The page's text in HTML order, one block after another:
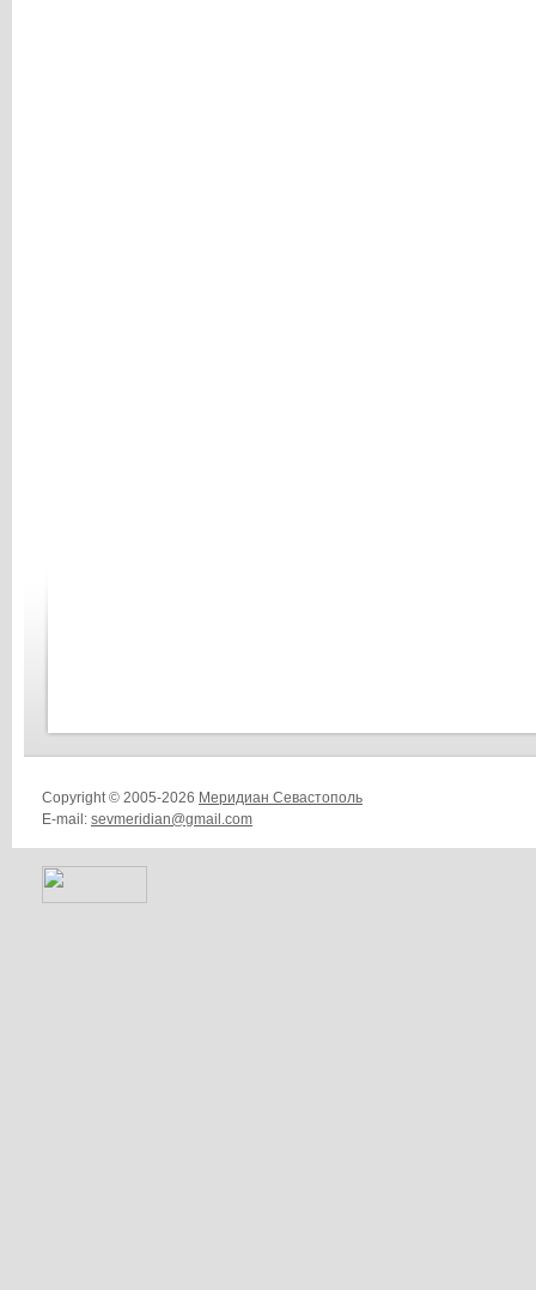
Copyright © 2005-2026 Меридиан Севастополь
E-mail: sevmeridian@gmail.com